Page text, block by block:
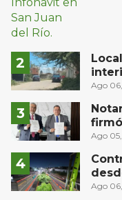
Ago
Ago
Ago